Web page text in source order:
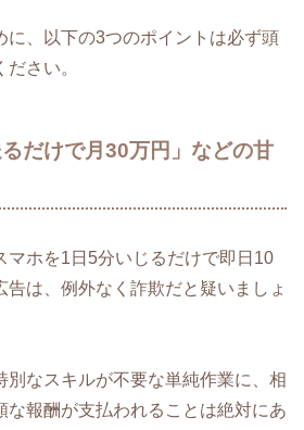
に、以下の3つのポイントは必ず頭
さい。
だけで月30万円」などの甘
マホを1日5分いじるだけで即日10
告は、例外なく詐欺だと疑いましょ
別なスキルが不要な単純作業に、相
な報酬が支払われることは絶対にあ